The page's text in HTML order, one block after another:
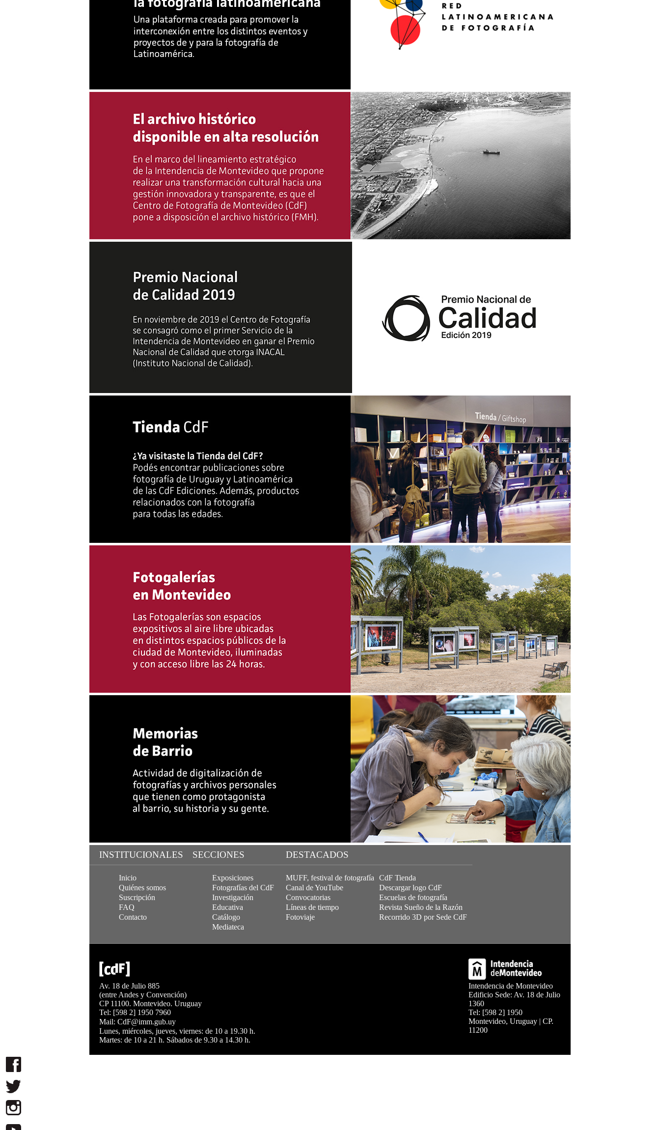
INSTITUCIONALES SECCIONES DESTACADOS
Inicio
Quiénes somos
Suscripción
FAQ
Contacto
Exposiciones
Fotografías del CdF
Investigación
Educativa
Catálogo
Mediateca
MUFF, festival de fotografía
Canal de YouTube
Convocatorias
Líneas de tiempo
Fotoviaje
CdF Tienda
Descargar logo CdF
Escuelas de fotografía
Revista Sueño de la Razón
Recorrido 3D por Sede CdF
Av. 18 de Julio 885
(entre Andes y Convención)
CP 11100. Montevideo. Uruguay
Tel: [598 2] 1950 7960
Mail: CdF@imm.gub.uy
Lunes, miércoles, jueves, viernes: de 10 a 19.30 h.
Martes: de 10 a 21 h. Sábados de 9.30 a 14.30 h.
Intendencia de Montevideo
Edificio Sede: Av. 18 de Julio
1360
Tel: [598 2] 1950
Montevideo, Uruguay | CP.
11200